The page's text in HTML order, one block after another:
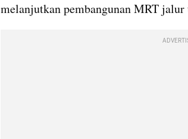
melanjutkan pembangunan MRT